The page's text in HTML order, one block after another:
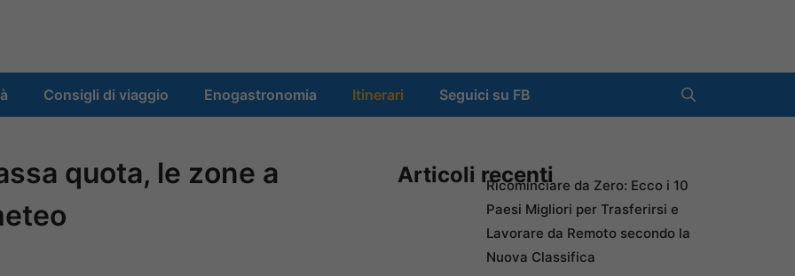
Consigli di viaggio Enogastronomia Itinerari Seguici su FB
quota, le zone a
Articoli recentiRicominciare da Zero: Ecco i 10
Paesi Migliori per Trasferirsi e
Lavorare da Remoto secondo la
Nuova Classifica